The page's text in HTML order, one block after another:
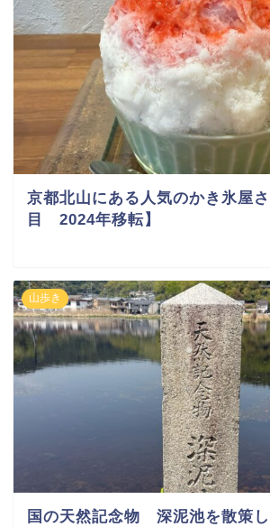
京都北山にある人気のかき氷屋
目 2024年移転】
山歩き
国の天然記念物 深泥池を散策